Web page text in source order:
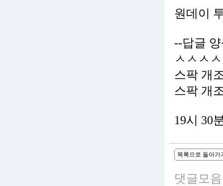
원데이
--답글
ㅅㅅㅅ
스팍 개
스팍 개
19시 30
목록으로 돌아가
댓글모음